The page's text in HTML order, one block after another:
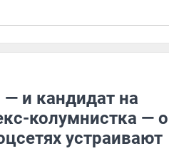
и кандидат на
колумнистка — о
устраивают